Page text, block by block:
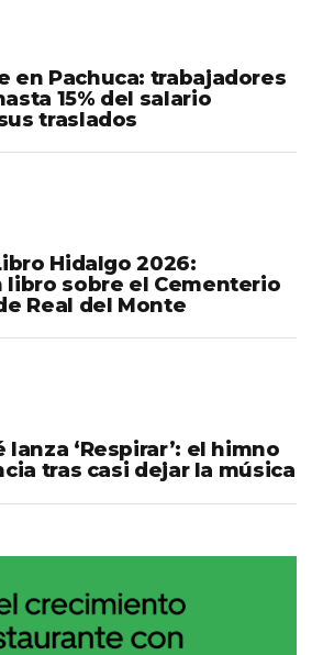
en Pachuca: trabajadores
15% del salario
traslados
Hidalgo 2026:
libro sobre el Cementerio
Real del Monte
lanza ‘Respirar’: el himno
tras casi dejar la música